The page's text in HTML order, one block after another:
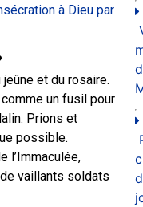
à Dieu par
et du rosaire.
comme un fusil pour
Prions et
possible.
l’Immaculée,
vaillants soldats